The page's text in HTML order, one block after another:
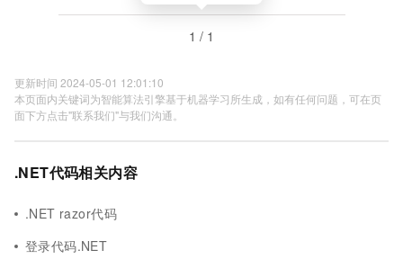
1 / 1
更新时间 2024-05-01 12:01:10
本页面内关键词为智能算法引擎基于机器学习所生成，如有任何问题，可在页
面下方点击"联系我们"与我们沟通。
.NET代码相关内容
.NET razor代码
登录代码.NET